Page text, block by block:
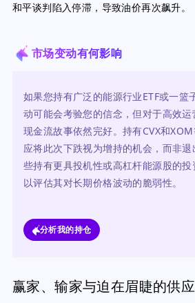
和平谈判陷入停滞，导致油价再次飙升。
市场变动有何影响
如果您持有广泛的能源行业ETF或一篮
动可能会考验您的信念，但对于高效
现金流故事依然完好。持有CVX和
应将此次下跌视为增持的机会，而非
些持有更具投机性或高杠杆能源股的投
以评估其对长期价格波动的脆弱性。
分析我的持仓
赢家、输家与迫在眉睫的供